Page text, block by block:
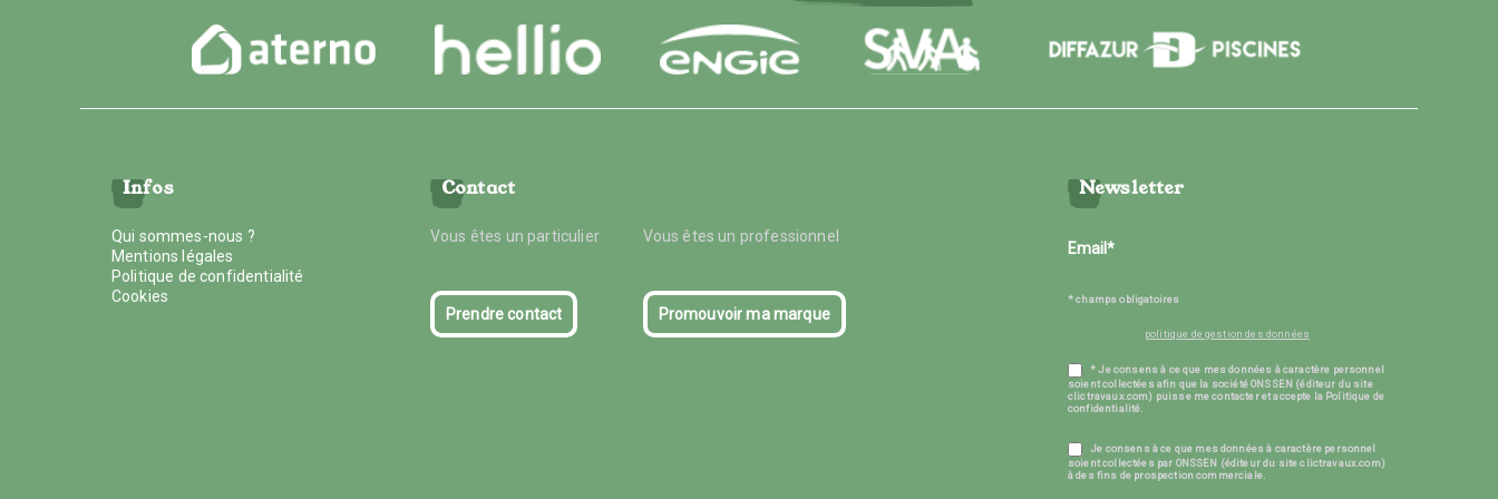
Infos
Qui sommes-nous ?
Mentions légales
Politique de confidentialité
Cookies
Contact
Vous êtes un particulier Vous êtes un professionnel
Prendre contact Promouvoir ma marque
Newsletter
* champs obligatoires
politique de gestion des données
* Je consens à ce que mes données à caractère personnel
soient collectées afin que la société ONSSEN (éditeur du site
clictravaux.com) puisse me contacter et accepte la Politique de
confidentialité.
Je consens à ce que mes données à caractère personnel
soient collectées par ONSSEN (éditeur du site clictravaux.com)
à des fins de prospection commerciale.